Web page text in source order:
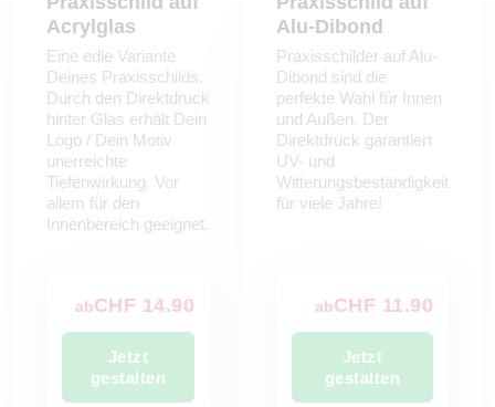
Acrylglas
Eine edle Variante
Deines Praxisschilds.
Durch den Direktdruck
hinter Glas erhält Dein
Logo / Dein Motiv
unerreichte
Tiefenwirkung. Vor
allem für den
Innenbereich geeignet.
abCHF 14.90
Jetzt
gestalten
Alu-Dibond
Praxisschilder auf Alu-
Dibond sind die
perfekte Wahl für Innen
und Außen. Der
Direktdruck garantiert
UV- und
Witterungsbeständigkeit
für viele Jahre!
abCHF 11.90
Jetzt
gestalten